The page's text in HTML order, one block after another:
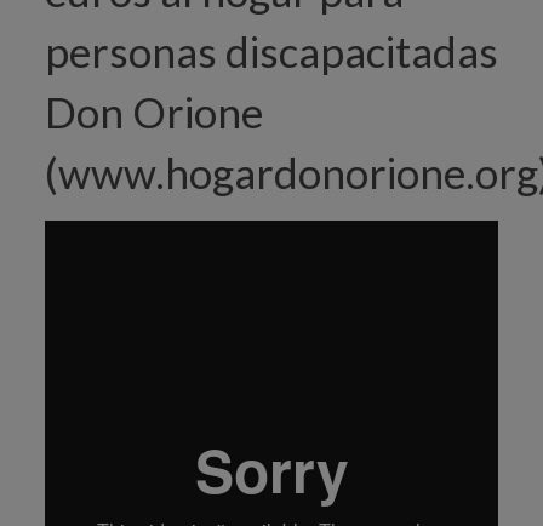
personas discapacitadas
Don Orione
(www.hogardonorione.org